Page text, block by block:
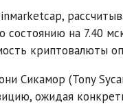
состоянию на 7.40
криптовалюты
Сикамор (Tony
ожидая